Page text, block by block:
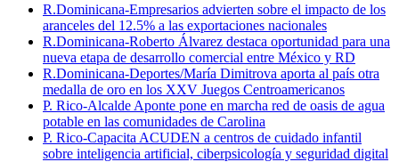
R.Dominicana-Empresarios advierten sobre el impacto de los
aranceles del 12.5% a las exportaciones nacionales
R.Dominicana-Roberto Álvarez destaca oportunidad para una
nueva etapa de desarrollo comercial entre México y RD
R.Dominicana-Deportes/María Dimitrova aporta al país otra
medalla de oro en los XXV Juegos Centroamericanos
P. Rico-Alcalde Aponte pone en marcha red de oasis de agua
potable en las comunidades de Carolina
P. Rico-Capacita ACUDEN a centros de cuidado infantil
sobre inteligencia artificial, ciberpsicología y seguridad digital